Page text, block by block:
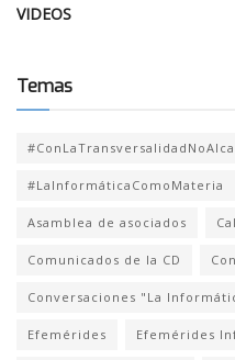
VIDEOS
Temas
#LaInformáticaComoMateria
Asamblea de asociados
Comunicados de la CD
Conversaciones "La
Efemérides Efemérides